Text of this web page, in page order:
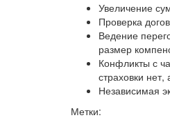
Увеличение
Проверка
Ведение
размер
Конфликты с
страховки
Независимая
Метки: